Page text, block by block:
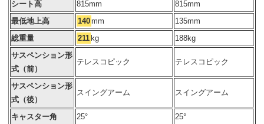
シート高
815mm
815mm
最低地上高
140mm
135mm
総重量
211 kg
188kg
サスペンション形
式（前）
テレスコピック テレスコピック
サスペンション形
式（後）
スイングアーム スイングアーム
キャスター角 25°
25°